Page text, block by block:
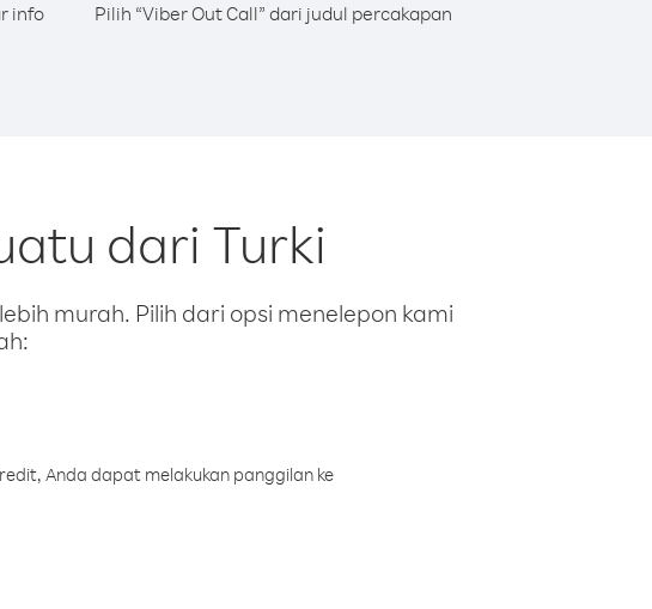
info
Pilih “Viber Out Call” dari judul percakapan
dari Turki
murah. Pilih dari opsi menelepon kami
Anda dapat melakukan panggilan ke